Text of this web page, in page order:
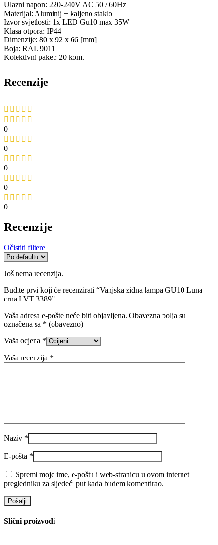
Ulazni napon: 220-240V AC 50 / 60Hz
Materijal: Aluminij + kaljeno staklo
Izvor svjetlosti: 1x LED Gu10 max 35W
Klasa otpora: IP44
Dimenzije: 80 x 92 x 66 [mm]
Boja: RAL 9011
Kolektivni paket: 20 kom.
Recenzije
0
0
0
0
0
Recenzije
Očistiti filtere
Još nema recenzija.
Budite prvi koji će recenzirati “Vanjska zidna lampa GU10 Luna
crna LVT 3389”
Vaša adresa e-pošte neće biti objavljena. Obavezna polja su
označena sa * (obavezno)
Vaša ocjena *
Vaša recenzija *
Naziv *
E-pošta *
Spremi moje ime, e-poštu i web-stranicu u ovom internet
pregledniku za sljedeći put kada budem komentirao.
Slični proizvodi